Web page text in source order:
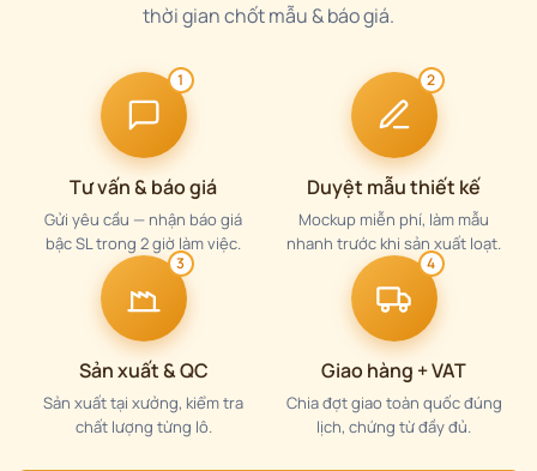
thời gian chốt mẫu & báo giá.
1
Tư vấn & báo giá
Gửi yêu cầu — nhận báo giá
bậc SL trong 2 giờ làm việc.
2
Duyệt mẫu thiết kế
Mockup miễn phí, làm mẫu
nhanh trước khi sản xuất loạt.
3
Sản xuất & QC
Sản xuất tại xưởng, kiểm tra
chất lượng từng lô.
4
Giao hàng + VAT
Chia đợt giao toàn quốc đúng
lịch, chứng từ đầy đủ.